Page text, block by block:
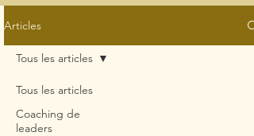
Articles
Tous les articles
Coaching de
leaders
Tous les articles